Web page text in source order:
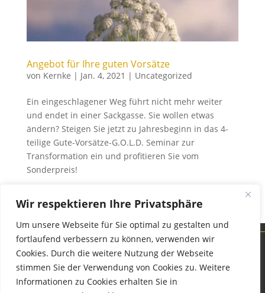
Wir respektieren Ihre Privatsphäre
Um unsere Webseite für Sie optimal zu gestalten und
fortlaufend verbessern zu können, verwenden wir
Cookies. Durch die weitere Nutzung der Webseite
stimmen Sie der Verwendung von Cookies zu. Weitere
Informationen zu Cookies erhalten Sie in
Angebot für Ihre guten Vorsätze
von Kernke | Jan. 4, 2021 | Uncategorized
Ein eingeschlagener Weg führt nicht mehr weiter
und endet in einer Sackgasse. Sie wollen etwas
ändern? Steigen Sie jetzt zu Jahresbeginn in das 4-
teilige Gute-Vorsätze-G.O.L.D. Seminar zur
Transformation ein und profitieren Sie vom
Sonderpreis!